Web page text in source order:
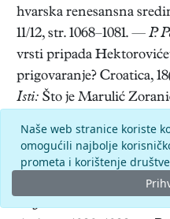
hvarska renesansna
11/12, str. 1068–1081. — P.
vrsti pripada
prigovaranje? Croatica,
Isti: Što je Marulić
Hvarsko društvo u XVI
13. Split 1987, 42–53. —F.
(1487–1572). Mogućnosti,
—J. Vončina:
Naše web stranice koriste
omogućili najbolje
prometa i korištenje